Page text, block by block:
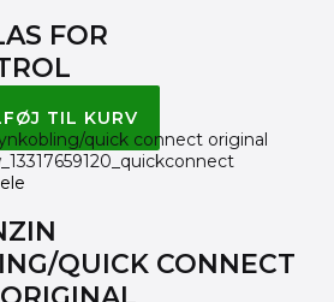
FOR
TIL KURV
QUICK CONNECT